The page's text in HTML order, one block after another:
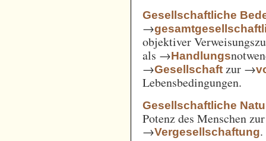
Gesellschaftliche
→
objektiver
als →Handlungs
→Gesellschaft zur →
Lebensbedingungen.
Gesellschaftliche
Potenz des Menschen
→Vergesellschaftung.